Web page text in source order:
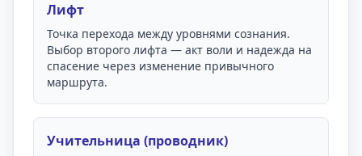
Лифт
Точка перехода между уровнями сознания.
Выбор второго лифта — акт воли и надежда на
спасение через изменение привычного
маршрута.
Учительница (проводник)